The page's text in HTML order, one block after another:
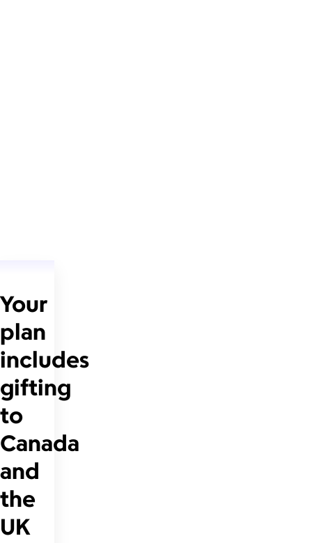
Your
plan
includes
gifting
to
Canada
and
the
UK